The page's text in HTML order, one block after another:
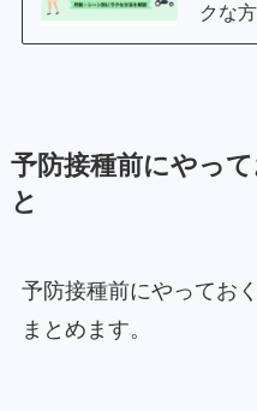
クな
予防接種前にやっ
と
予防接種前にやってお
まとめます。